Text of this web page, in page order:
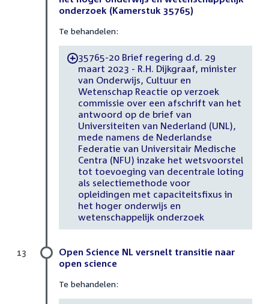
onderzoek (Kamerstuk 35765)
Te behandelen:
-35765-20 Brief regering d.d. 29
maart 2023 - R.H. Dijkgraaf, minister
van Onderwijs, Cultuur en
Wetenschap Reactie op verzoek
commissie over een afschrift van het
antwoord op de brief van
Universiteiten van Nederland (UNL),
mede namens de Nederlandse
Federatie van Universitair Medische
Centra (NFU) inzake het wetsvoorstel
tot toevoeging van decentrale loting
als selectiemethode voor
opleidingen met capaciteitsfixus in
het hoger onderwijs en
wetenschappelijk onderzoek
Open Science NL versnelt transitie naar
open science
Te behandelen:
13